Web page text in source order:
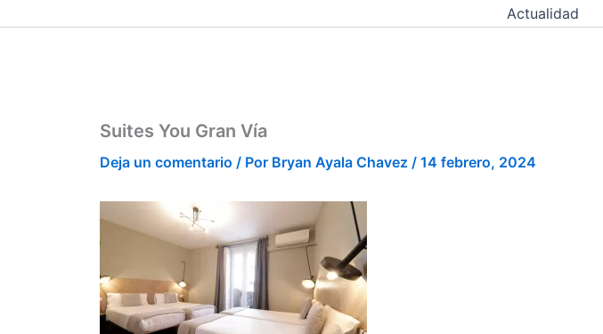
Actualidad
Suites You Gran Vía
Deja un comentario / Por Bryan Ayala Chavez / 14 febrero, 2024